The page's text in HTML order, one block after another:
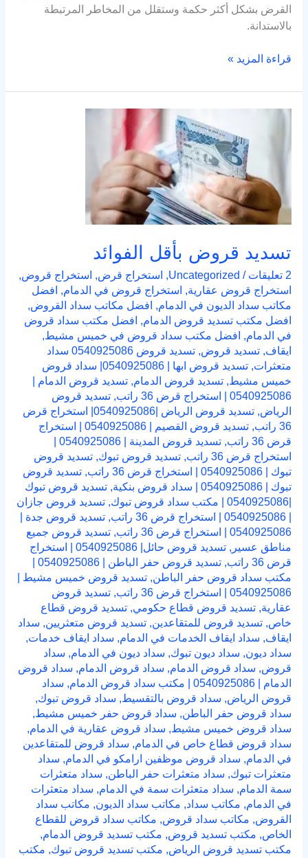
القرض بشكل أكثر حكمة وستقلل من المخاطر المرتبطة
بالاستدانة.
قراءة المزيد »
تسديد قروض بأقل الفوائد
2 تعليقات /
Uncategorized
, استخراج قرض, استخراج قروض,
استخراج قروض عقارية, استخراج قروض في الدمام, افضل
مكاتب سداد الديون في الدمام, افضل مكاتب سداد القروض,
افضل مكتب تسديد قروض الدمام, افضل مكتب سداد قروض
في الدمام, افضل مكتب سداد قروض في خميس مشيط,
ايقاف, تسديد قروض,
تسديد قروض 0540925086 سداد
متعثرات,
تسديد قروض ابها | 0540925086| سداد قروض
خميس مشيط, تسديد قروض الدمام, تسديد قروض الدمام |
0540925086 | استخراج قرض 36 راتب
, تسديد قروض
الرياض,
تسديد قروض الرياض |0540925086| استخراج قرض
36 راتب
,
تسديد قروض القصيم | 0540925086 | استخراج
قرض 36 راتب
,
تسديد قروض المدينة | 0540925086 |
استخراج قرض 36 راتب
, تسديد قروض تبوك, تسديد قروض
تبوك | 0540925086 | استخراج قرض 36 راتب
, تسديد قروض
تبوك | 0540925086 | سداد قروض بنكية
, تسديد قروض تبوك
, تسديد قروض جازان
, تسديد قروض جدة |
0540925086 | استخراج قرض 36 راتب
, تسديد قروض جميع
مناطق عسير ,
تسديد قروض حائل| 0540925086 | استخراج
قرض 36 راتب
,
تسديد قروض حفر الباطن | 0540925086 |
مكتب سداد قروض حفر الباطن, تسديد قروض خميس مشيط |
0540925086 | استخراج قرض 36 راتب
, تسديد قروض
عقارية, تسديد قروض قطاع حكومي, تسديد قروض قطاع
خاص, تسديد قروض للمتقاعدين, تسديد قروض متعثريين, سداد
ايقاف, سداد ايقاف الخدمات في الدمام, سداد ايقاف خدمات,
سداد ديون, سداد ديون تبوك, سداد ديون في الدمام, سداد
قروض, سداد قروض الدمام, سداد قروض الدمام, سداد قروض
الدمام | 0540925086 | مكتب سداد قروض الدمام
, سداد
قروض الرياض, سداد قروض بالتقسيط, سداد قروض تبوك,
سداد قروض حفر الباطن, سداد قروض حفر خميس مشيط,
سداد قروض خميس مشيط, سداد قروض عقارية في الدمام,
سداد قروض قطاع خاص في الدمام, سداد قروض للمتقاعدين
في الدمام, سداد قروض موظفين ارامكو في الدمام, سداد
متعثرات تبوك, سداد متعثرات حفر الباطن, سداد متعثرات
سمة الدمام, سداد متعثرات سمة في الدمام, سداد متعثرات
في الدمام, مكاتب سداد, مكاتب سداد الديون, مكاتب سداد
القروض, مكاتب سداد قروض, مكاتب سداد قروض للقطاع
الخاص, مكتب تسديد قروض, مكتب تسديد قروض الدمام,
مكتب تسديد قروض الرياض, مكتب تسديد قروض تبوك, مكتب
تسديد